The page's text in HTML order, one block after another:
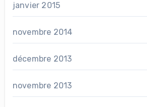
janvier 2015
novembre 2014
décembre 2013
novembre 2013